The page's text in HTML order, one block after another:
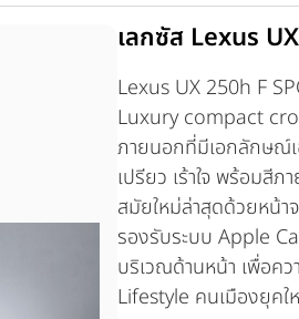
เลกซัส Lexus
Lexus UX 250h F
Luxury compact
ภายนอกที่มีเอกลักษณ์เ
เปรียว เร้าใจ พร้อมสี
สมัยใหม่ล่าสุดด้วยหน้
รองรับระบบ Apple
บริเวณด้านหน้า เพื่อค
Lifestyle คนเมืองยุคใ